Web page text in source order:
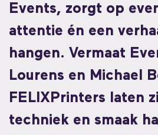
Events, zorgt op
attentie én een
hangen. Vermaat
Lourens en Michael
FELIXPrinters laten
techniek en smaak